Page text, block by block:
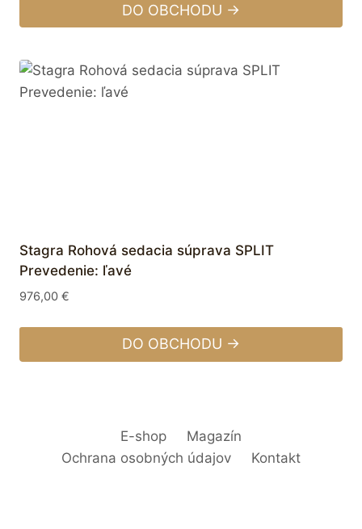
DO OBCHODU →
Stagra Rohová sedacia súprava SPLIT
Prevedenie: ľavé
976,00 €
DO OBCHODU →
E-shop
Magazín
Ochrana osobných údajov
Kontakt